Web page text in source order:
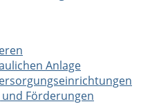
Anlage
Förderungen